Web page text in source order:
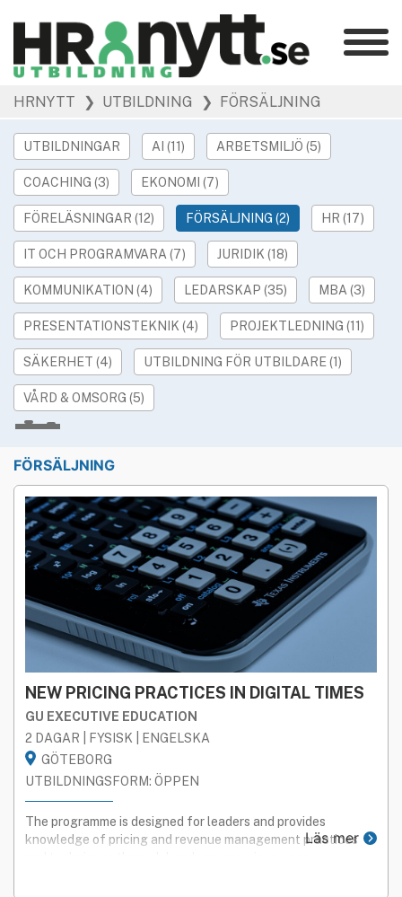
Kategorier
HR Barometer
HR-yrket
Ledarskap
Arbetsmiljö
Rekrytering »
Hållbarhet
Podcast »
Event »
Våra övriga sajter
Utbildning
Rekryteringsguiden
HRNYTT ❯ UTBILDNING ❯ FÖRSÄLJNING
UTBILDNINGAR AI (11) ARBETSMILJÖ (5)
COACHING (3) EKONOMI (7)
FÖRELÄSNINGAR (12) FÖRSÄLJNING (2) HR (17)
IT OCH PROGRAMVARA (7) JURIDIK (18)
KOMMUNIKATION (4) LEDARSKAP (35) MBA (3)
PRESENTATIONSTEKNIK (4) PROJEKTLEDNING (11)
SÄKERHET (4) UTBILDNING FÖR UTBILDARE (1)
VÅRD & OMSORG (5)
BÅDA FYSISK DIGITAL
Geografi
HELA SVERIGE STOCKHOLM GÖTEBORG MALMÖ
Språk
BÅDA
Utbildningsform
BÅDA ÖPPEN
LICENSIERAD
STREAMAD
FÖRSÄLJNING
NEW PRICING PRACTICES IN DIGITAL TIMES
GU EXECUTIVE EDUCATION
2 DAGAR | FYSISK | ENGELSKA
GÖTEBORG
UTBILDNINGSFORM: ÖPPEN
The programme is designed for leaders and provides
knowledge of pricing and revenue management practices
Läs mer